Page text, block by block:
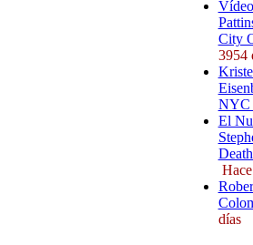
City
3954
NYC
El
días